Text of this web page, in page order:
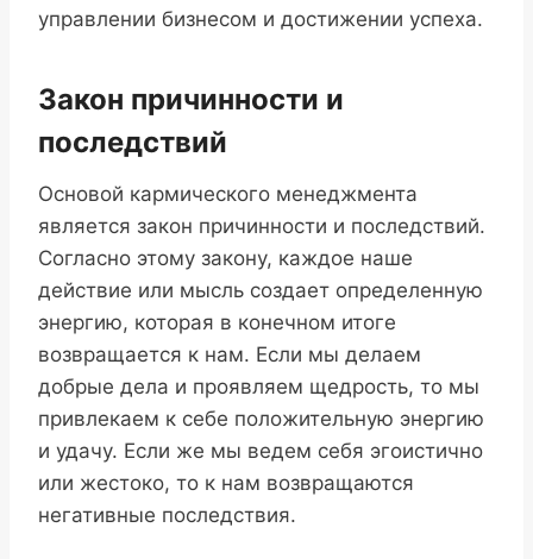
управлении бизнесом и достижении успеха.
Закон причинности и
последствий
Основой кармического менеджмента
является закон причинности и последствий.
Согласно этому закону, каждое наше
действие или мысль создает определенную
энергию, которая в конечном итоге
возвращается к нам. Если мы делаем
добрые дела и проявляем щедрость, то мы
привлекаем к себе положительную энергию
и удачу. Если же мы ведем себя эгоистично
или жестоко, то к нам возвращаются
негативные последствия.